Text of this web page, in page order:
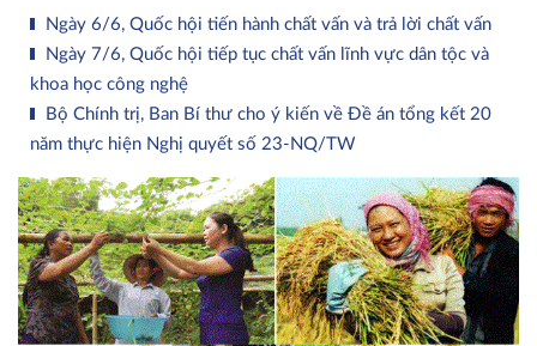
Ngày 6/6, Quốc hội tiến hành chất vấn và trả lời chất vấn
Ngày 7/6, Quốc hội tiếp tục chất vấn lĩnh vực dân tộc và
khoa học công nghệ
Bộ Chính trị, Ban Bí thư cho ý kiến về Đề án tổng kết 20
năm thực hiện Nghị quyết số 23-NQ/TW